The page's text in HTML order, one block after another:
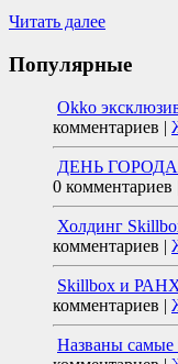
Читать далее
Популярные
Okko
комментариев |
ДЕНЬ
0 комментариев
Холдинг
комментариев |
Skillbox и
комментариев |
Названы самые